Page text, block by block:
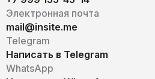
Электронная почта
mail@insite.me
Telegram
Написать в Telegram
WhatsApp